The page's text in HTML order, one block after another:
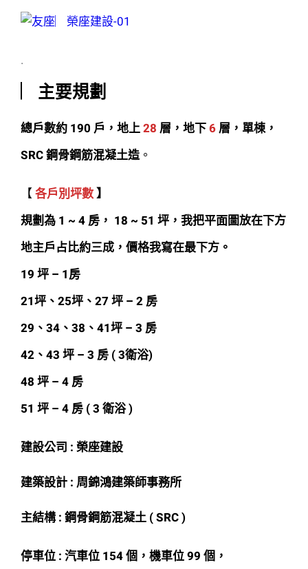
.
︳主要規劃
總戶數約 190 戶 ，地上28 層，地下6層，單棟，
SRC 鋼骨鋼筋混凝土造。
【各戶別坪數】
規劃為 1 ~ 4 房， 18 ~ 51 坪，我把平面圖放在下方
地主戶占比約三成，價格我寫在最下方。
19 坪 – 1房
21坪、25坪、27 坪 – 2 房
29、34、38、41坪 – 3 房
42、43 坪 – 3 房 ( 3衛浴)
48 坪 – 4 房
51 坪 – 4 房 ( 3 衛浴 )
建設公司 : 榮座建設
建築設計 : 周錦鴻建築師事務所
主結構 : 鋼骨鋼筋混凝土 ( SRC )
停車位 : 汽車位 154 個，機車位 99 個，